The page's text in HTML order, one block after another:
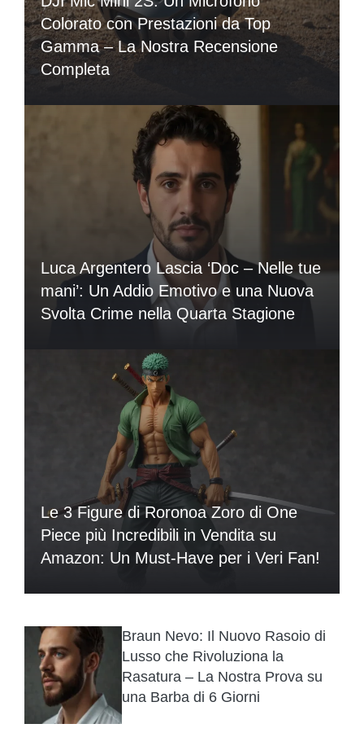
Colorato con Prestazioni da Top
Gamma – La Nostra Recensione
Completa
Luca Argentero Lascia ‘Doc – Nelle tue
mani’: Un Addio Emotivo e una Nuova
Svolta Crime nella Quarta Stagione
Le 3 Figure di Roronoa Zoro di One
Piece più Incredibili in Vendita su
Amazon: Un Must-Have per i Veri Fan!
Braun Nevo: Il Nuovo Rasoio di
Lusso che Rivoluziona la
Rasatura – La Nostra Prova su
una Barba di 6 Giorni